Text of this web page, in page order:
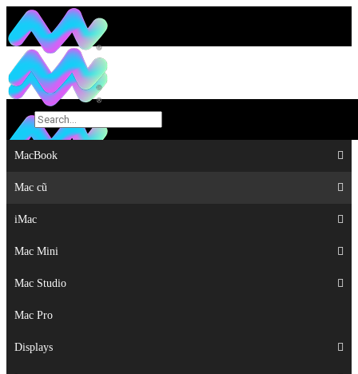
MacBook
Mac cũ
iMac
Mac Mini
Mac Studio
Mac Pro
MacBook
Mac cũ
iMac
Mac Mini
Mac Studio
Mac Pro
Displays